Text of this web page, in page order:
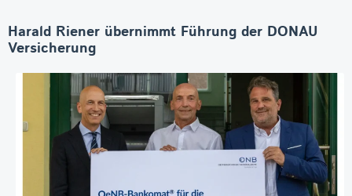
Harald Riener übernimmt Führung der DONAU
Versicherung